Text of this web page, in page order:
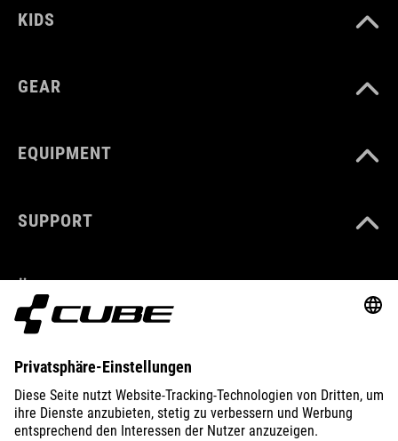
KIDS
GEAR
EQUIPMENT
SUPPORT
ÜBER UNS